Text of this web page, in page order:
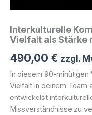
Interkulturelle
Vielfalt als Stärke
490,00 € zzgl.
In diesem 90-minütigen
Vielfalt in deinem Team
entwickelst
Missverständnisse zu